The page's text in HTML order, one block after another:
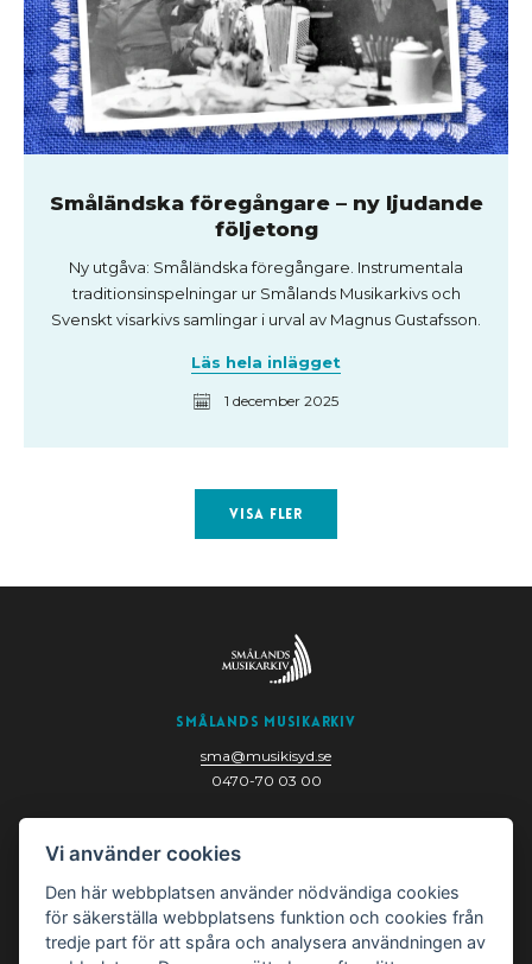
Småländska föregångare – ny ljudande
följetong
Ny utgåva: Småländska föregångare. Instrumentala
traditionsinspelningar ur Smålands Musikarkivs och
Svenskt visarkivs samlingar i urval av Magnus Gustafsson.
Läs hela inlägget
1 december 2025
Visa fler
Smålands Musikarkiv
sma@musikisyd.se
0470-70 03 00
352 33 Växjö
Vi använder cookies
Den här webbplatsen använder nödvändiga cookies
för säkerställa webbplatsens funktion och cookies från
tredje part för att spåra och analysera användningen av